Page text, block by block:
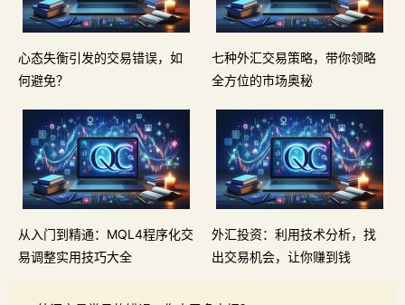
心态失衡引发的交易错误，如
何避免？
七种外汇交易策略，带你领略
全方位的市场奥秘
从入门到精通：MQL4程序化交
易调整实用技巧大全
外汇投资：利用技术分析，找
出交易机会，让你赚到钱